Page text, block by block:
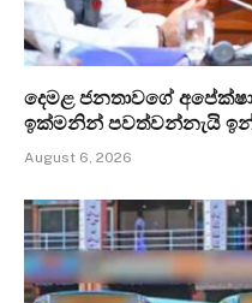
දෙමළ ජනතාවගේ
ඉක්මනින් පවත්වන්නැයි
August 6, 2026